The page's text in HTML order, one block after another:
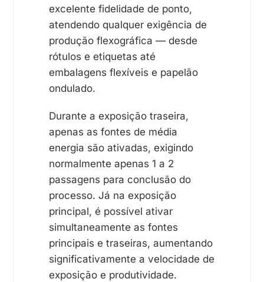
excelente fidelidade de ponto,
atendendo qualquer exigência de
produção flexográfica — desde
rótulos e etiquetas até
embalagens flexíveis e papelão
ondulado.
Durante a exposição traseira,
apenas as fontes de média
energia são ativadas, exigindo
normalmente apenas 1 a 2
passagens para conclusão do
processo. Já na exposição
principal, é possível ativar
simultaneamente as fontes
principais e traseiras, aumentando
significativamente a velocidade de
exposição e produtividade.